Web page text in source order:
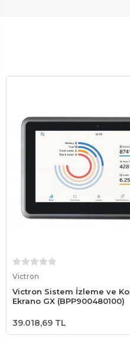
Victron
Victron Sistem İzleme ve
Ekrano GX (BPP900480100)
39.018,69 TL